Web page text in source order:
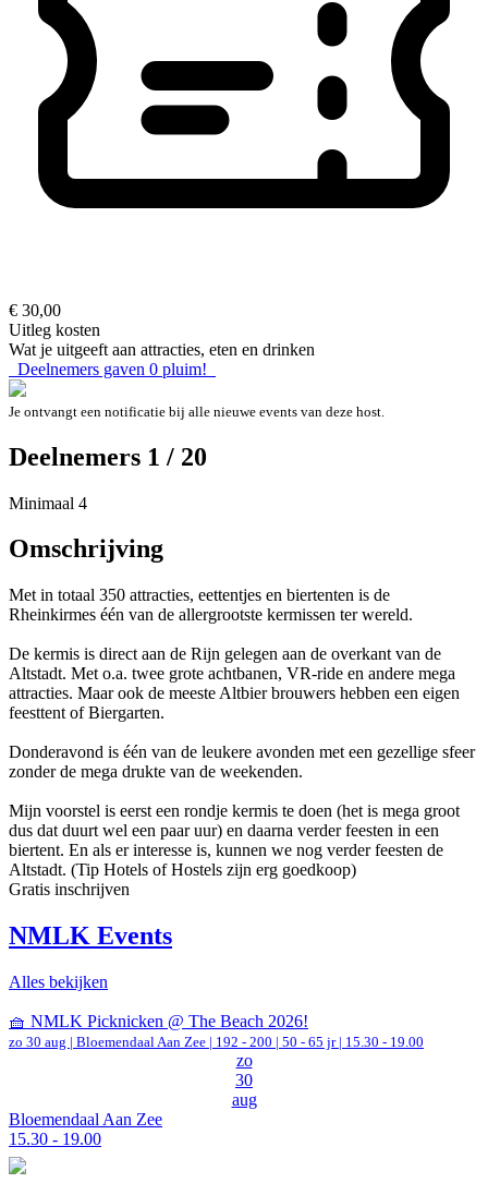
€ 30,00
Uitleg kosten
Wat je uitgeeft aan attracties, eten en drinken
Deelnemers gaven 0 pluim!
Je ontvangt een notificatie bij alle nieuwe events van deze host.
Deelnemers 1 / 20
Minimaal 4
Omschrijving
Met in totaal 350 attracties, eettentjes en biertenten is de
Rheinkirmes één van de allergrootste kermissen ter wereld.
De kermis is direct aan de Rijn gelegen aan de overkant van de
Altstadt. Met o.a. twee grote achtbanen, VR-ride en andere mega
attracties. Maar ook de meeste Altbier brouwers hebben een eigen
feesttent of Biergarten.
Donderavond is één van de leukere avonden met een gezellige sfeer
zonder de mega drukte van de weekenden.
Mijn voorstel is eerst een rondje kermis te doen (het is mega groot
dus dat duurt wel een paar uur) en daarna verder feesten in een
biertent. En als er interesse is, kunnen we nog verder feesten de
Altstadt. (Tip Hotels of Hostels zijn erg goedkoop)
Gratis inschrijven
NMLK Events
Alles bekijken
🧺 NMLK Picknicken @ The Beach 2026!
zo 30 aug | Bloemendaal Aan Zee | 192 - 200 | 50 - 65 jr | 15.30 - 19.00
zo
30
aug
Bloemendaal Aan Zee
15.30 - 19.00